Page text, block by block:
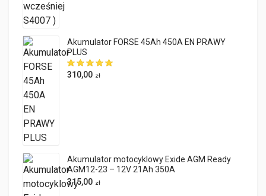
Akumulator FORSE 45Ah 450A EN PRAWY
PLUS
310,00 zł
Akumulator motocyklowy Exide AGM Ready
AGM12-23 – 12V 21Ah 350A
315,00 zł